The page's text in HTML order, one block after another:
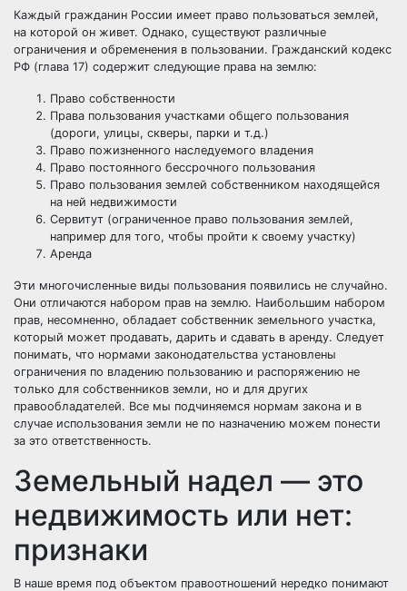
Каждый гражданин России имеет право пользоваться землей,
на которой он живет. Однако, существуют различные
ограничения и обременения в пользовании. Гражданский кодекс
РФ (глава 17) содержит следующие права на землю:
Право собственности
Права пользования участками общего пользования
(дороги, улицы, скверы, парки и т.д.)
Право пожизненного наследуемого владения
Право постоянного бессрочного пользования
Право пользования землей собственником находящейся
на ней недвижимости
Сервитут (ограниченное право пользования землей,
например для того, чтобы пройти к своему участку)
Аренда
Эти многочисленные виды пользования появились не случайно.
Они отличаются набором прав на землю. Наибольшим набором
прав, несомненно, обладает собственник земельного участка,
который может продавать, дарить и сдавать в аренду. Следует
понимать, что нормами законодательства установлены
ограничения по владению пользованию и распоряжению не
только для собственников земли, но и для других
правообладателей. Все мы подчиняемся нормам закона и в
случае использования земли не по назначению можем понести
за это ответственность.
Земельный надел — это
недвижимость или нет:
признаки
В наше время под объектом правоотношений нередко понимают